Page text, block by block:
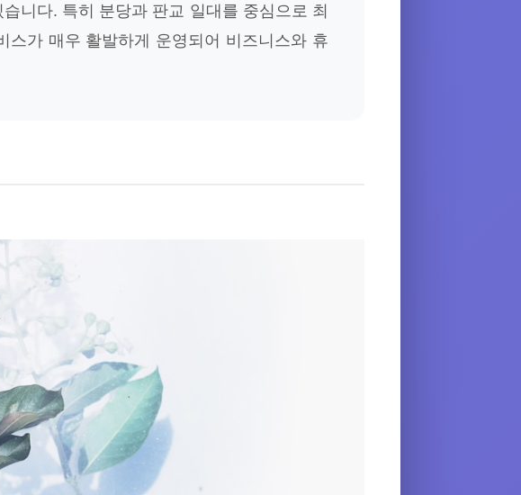
니다. 특히 분당과 판교 일대를 중심으로 최
가 매우 활발하게 운영되어 비즈니스와 휴